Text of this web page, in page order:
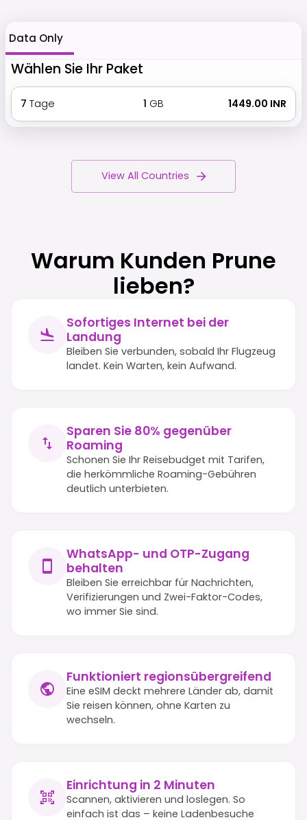
Data Only
Wählen Sie Ihr Paket
7 Tage 1 GB ₹ 1449.00 INR
View All Countries
Warum Kunden Prune
lieben?
Sofortiges Internet bei der
Landung
Bleiben Sie verbunden, sobald Ihr Flugzeug
landet. Kein Warten, kein Aufwand.
Sparen Sie 80% gegenüber
Roaming
Schonen Sie Ihr Reisebudget mit Tarifen,
die herkömmliche Roaming-Gebühren
deutlich unterbieten.
WhatsApp- und OTP-Zugang
behalten
Bleiben Sie erreichbar für Nachrichten,
Verifizierungen und Zwei-Faktor-Codes,
wo immer Sie sind.
Funktioniert regionsübergreifend
Eine eSIM deckt mehrere Länder ab, damit
Sie reisen können, ohne Karten zu
wechseln.
Einrichtung in 2 Minuten
Scannen, aktivieren und loslegen. So
einfach ist das – keine Ladenbesuche